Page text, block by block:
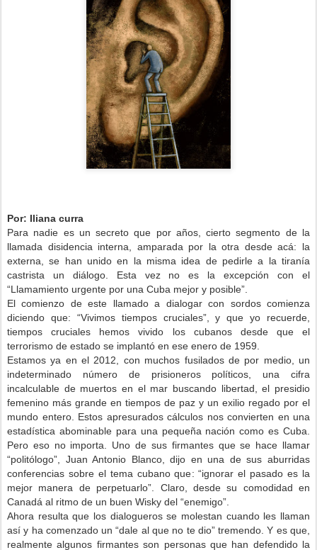
Por: Iliana curra
Para nadie es un secreto que por años, cierto segmento de la
llamada disidencia interna, amparada por la otra desde acá: la
externa, se han unido en la misma idea de pedirle a la tiranía
castrista un diálogo. Esta vez no es la excepción con el
“Llamamiento urgente por una Cuba mejor y posible”.
El comienzo de este llamado a dialogar con sordos comienza
diciendo que: “Vivimos tiempos cruciales”, y que yo recuerde,
tiempos cruciales hemos vivido los cubanos desde que el
terrorismo de estado se implantó en ese enero de 1959.
Estamos ya en el 2012, con muchos fusilados de por medio, un
indeterminado número de prisioneros políticos, una cifra
incalculable de muertos en el mar buscando libertad, el presidio
femenino más grande en tiempos de paz y un exilio regado por el
mundo entero. Estos apresurados cálculos nos convierten en una
estadística abominable para una pequeña nación como es Cuba.
Pero eso no importa. Uno de sus firmantes que se hace llamar
“politólogo”, Juan Antonio Blanco, dijo en una de sus aburridas
conferencias sobre el tema cubano que: “ignorar el pasado es la
mejor manera de perpetuarlo”. Claro, desde su comodidad en
Canadá al ritmo de un buen Wisky del “enemigo”.
Ahora resulta que los dialogueros se molestan cuando les llaman
así y ha comenzado un “dale al que no te dio” tremendo. Y es que,
realmente algunos firmantes son personas que han defendido la